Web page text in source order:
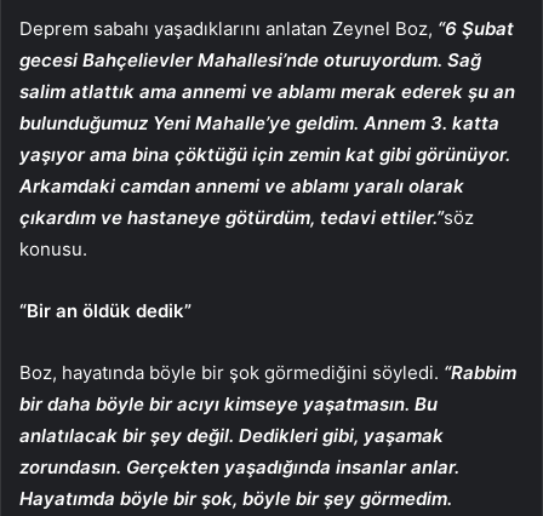
Deprem sabahı yaşadıklarını anlatan Zeynel Boz, “6 Şubat
gecesi Bahçelievler Mahallesi’nde oturuyordum. Sağ
salim atlattık ama annemi ve ablamı merak ederek şu an
bulunduğumuz Yeni Mahalle’ye geldim. Annem 3. katta
yaşıyor ama bina çöktüğü için zemin kat gibi görünüyor.
Arkamdaki camdan annemi ve ablamı yaralı olarak
çıkardım ve hastaneye götürdüm, tedavi ettiler.”söz
konusu.
“Bir an öldük dedik”
Boz, hayatında böyle bir şok görmediğini söyledi. “Rabbim
bir daha böyle bir acıyı kimseye yaşatmasın. Bu
anlatılacak bir şey değil. Dedikleri gibi, yaşamak
zorundasın. Gerçekten yaşadığında insanlar anlar.
Hayatımda böyle bir şok, böyle bir şey görmedim.